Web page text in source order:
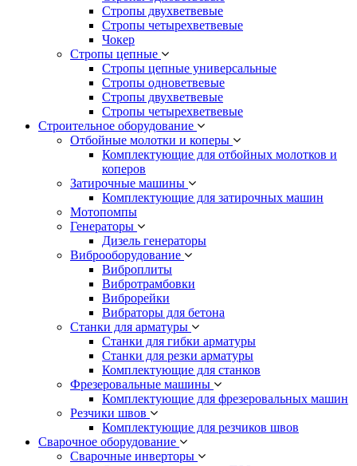
Стропы двухветвевые
Стропы четырехветвевые
Чокер
Стропы цепные
Стропы цепные универсальные
Стропы одноветвевые
Стропы двухветвевые
Стропы четырехветвевые
Строительное оборудование
Отбойные молотки и коперы
Комплектующие для отбойных молотков и
коперов
Затирочные машины
Комплектующие для затирочных машин
Мотопомпы
Генераторы
Дизель генераторы
Виброоборудование
Виброплиты
Вибротрамбовки
Виброрейки
Вибраторы для бетона
Станки для арматуры
Станки для гибки арматуры
Станки для резки арматуры
Комплектующие для станков
Фрезеровальные машины
Комплектующие для фрезеровальных машин
Резчики швов
Комплектующие для резчиков швов
Сварочное оборудование
Сварочные инверторы